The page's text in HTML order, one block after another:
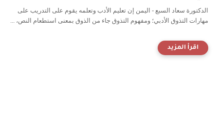
الدكتورة سعاد السبع - اليمن إن تعليم الأدب وتعلمه يقوم على التدريب على
مهارات التذوق الأدبي؛ ومفهوم التذوق جاء من الذوق بمعنى استطعام النص، ...